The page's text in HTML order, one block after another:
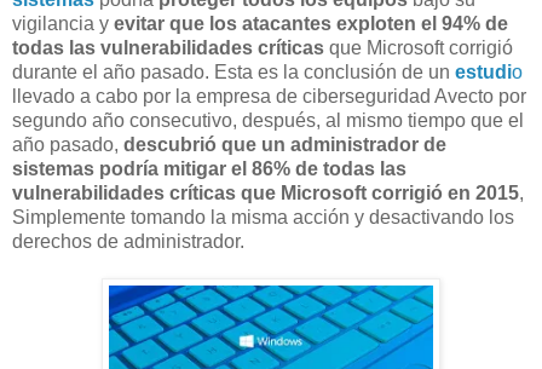
vigilancia y evitar que los atacantes exploten el 94% de
todas las vulnerabilidades críticas que Microsoft corrigió
durante el año pasado. Esta es la conclusión de un estudio
llevado a cabo por la empresa de ciberseguridad Avecto por
segundo año consecutivo, después, al mismo tiempo que el
año pasado, descubrió que un administrador de
sistemas podría mitigar el 86% de todas las
vulnerabilidades críticas que Microsoft corrigió en 2015,
Simplemente tomando la misma acción y desactivando los
derechos de administrador.